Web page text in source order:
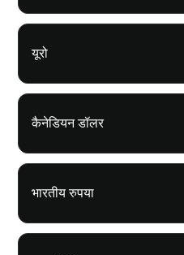
यूरो
कैनेडियन डॉलर
भारतीय रुपया